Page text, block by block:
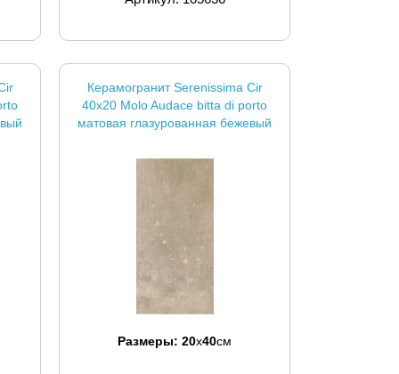
Керамогранит Serenissima Cir
40x20 Molo Audace bitta di porto
матовая глазурованная бежевый
Размеры: 20x40см